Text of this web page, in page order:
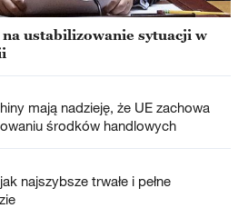
w
mają nadzieję, że UE zachowa
środków handlowych
najszybsze trwałe i pełne